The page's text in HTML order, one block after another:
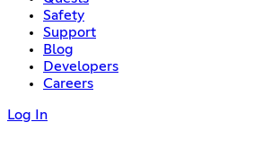
Safety
Support
Blog
Developers
Careers
Log In